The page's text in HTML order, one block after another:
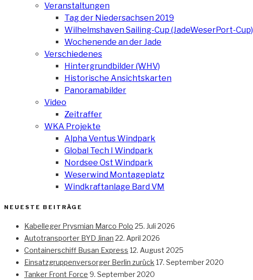
Veranstaltungen
Tag der Niedersachsen 2019
Wilhelmshaven Sailing-Cup (JadeWeserPort-Cup)
Wochenende an der Jade
Verschiedenes
Hintergrundbilder (WHV)
Historische Ansichtskarten
Panoramabilder
Video
Zeitraffer
WKA Projekte
Alpha Ventus Windpark
Global Tech I Windpark
Nordsee Ost Windpark
Weserwind Montageplatz
Windkraftanlage Bard VM
NEUESTE BEITRÄGE
Kabelleger Prysmian Marco Polo 25. Juli 2026
Autotransporter BYD Jinan 22. April 2026
Containerschiff Busan Express 12. August 2025
Einsatzgruppenversorger Berlin zurück 17. September 2020
Tanker Front Force 9. September 2020